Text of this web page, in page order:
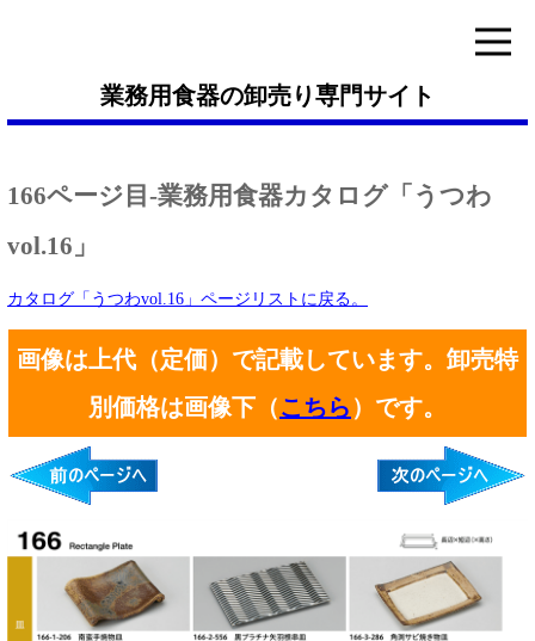
業務用食器の卸売り専門サイト
166ページ目-業務用食器カタログ「うつわ
vol.16」
カタログ「うつわvol.16」ページリストに戻る。
画像は上代（定価）で記載しています。卸売特
別価格は画像下（こちら ）です。